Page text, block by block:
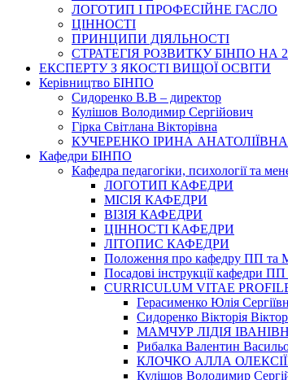
ЛОГОТИП І ПРОФЕСІЙНЕ ГАСЛО
ЦІННОСТІ
ПРИНЦИПИ ДІЯЛЬНОСТІ
СТРАТЕГІЯ РОЗВИТКУ БІНПО НА
ЕКСПЕРТУ З ЯКОСТІ ВИЩОЇ ОСВІТИ
Керівництво БІНПО
Сидоренко В.В – директор
Кулішов Володимир Сергійович
Гірка Світлана Вікторівна
КУЧЕРЕНКО ІРИНА АНАТОЛІЇВНА
Кафедри БІНПО
Кафедра педагогіки, психології та
ЛОГОТИП КАФЕДРИ
МІСІЯ КАФЕДРИ
ВІЗІЯ КАФЕДРИ
ЦІННОСТІ КАФЕДРИ
ЛІТОПИС КАФЕДРИ
Положення про кафедру ПП та
Посадові інструкції кафедри
CURRICULUM VITAE
Герасименко Юлія
Сидоренко Вікторія
МАМЧУР ЛІДІЯ
Рибалка Валентин
КЛОЧКО АЛЛА
Кулішов Володимир